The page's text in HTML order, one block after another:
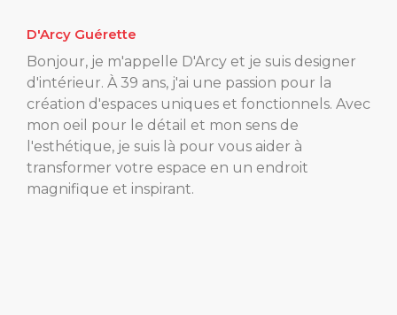
D'Arcy Guérette
Bonjour, je m'appelle D'Arcy et je suis designer
d'intérieur. À 39 ans, j'ai une passion pour la
création d'espaces uniques et fonctionnels. Avec
mon oeil pour le détail et mon sens de
l'esthétique, je suis là pour vous aider à
transformer votre espace en un endroit
magnifique et inspirant.